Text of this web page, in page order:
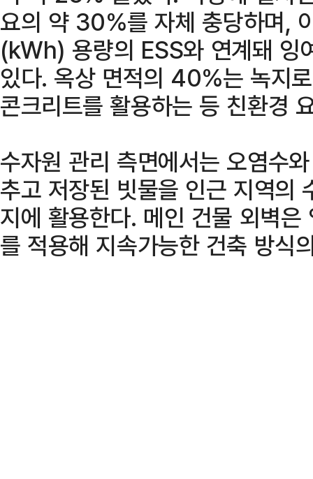
요의 약 30%를 자체 충당하며,
(kWh) 용량의 ESS와 연계돼 잉
있다. 옥상 면적의 40%는 녹지
콘크리트를 활용하는 등 친환경
수자원 관리 측면에서는 오염수
추고 저장된 빗물을 인근 지역의
지에 활용한다. 메인 건물 외벽
를 적용해 지속가능한 건축 방식